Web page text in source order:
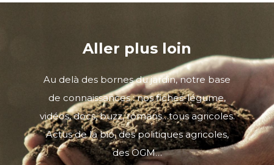
Aller plus loin
Au delà des bornes du jardin, notre base
de connaissances : nos fiches-légume,
vidéos, docs, buzz, romans…tous agricoles.
Actus de la bio, des politiques agricoles,
des OGM…